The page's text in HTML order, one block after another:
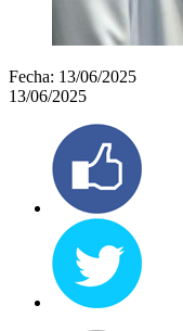
Fecha: 13/06/2025
13/06/2025